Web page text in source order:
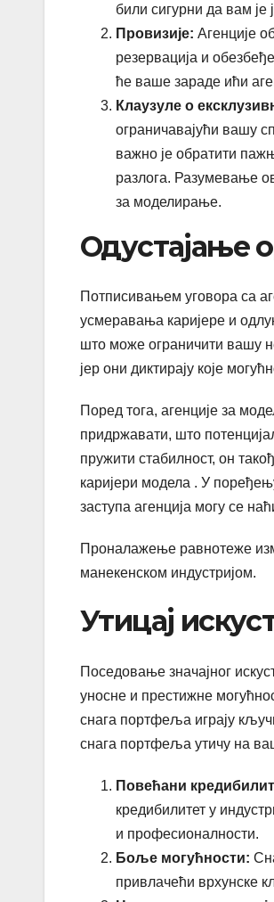
били сигурни да вам је
Провизије: Агенције
резервација и
ће ваше зараде ићи
Клаузуле о
ограничавајући вашу
важно је обратити
разлога. Разумевање
за моделирање.
Одустајање
Потписивањем уговора са
усмеравања каријере и
што може ограничити вашу
јер они диктирају које
Поред тога, агенције за
придржавати, што
пружити стабилност, он
каријери модела . У
заступа агенција могу се
Проналажење равнотеже
манекенском индустријом.
Утицај
Поседовање значајног
уносне и престижне
снага портфеља играју
снага портфеља утичу на
Повећани
кредибилитет у
и професионалности.
Боље могућности:
привлачећи врхунске